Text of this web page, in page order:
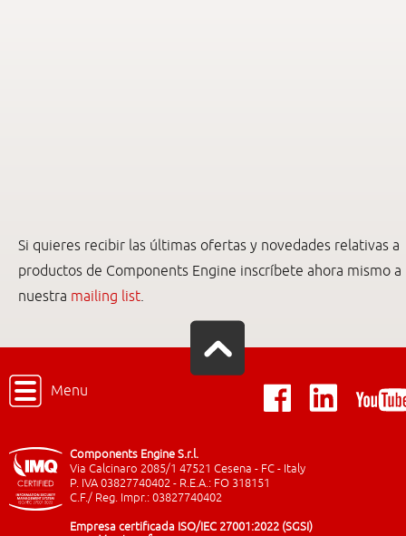
Si quieres recibir las últimas ofertas y novedades relativas a
productos de Components Engine inscríbete ahora mismo a
nuestra mailing list.
Menu
Components Engine S.r.l.
Via Calcinaro 2085/1 47521 Cesena - FC - Italy
P. IVA 03827740402 - R.E.A.: FO 318151
C.F./ Reg. Impr.: 03827740402
Empresa certificada ISO/IEC 27001:2022 (SGSI)